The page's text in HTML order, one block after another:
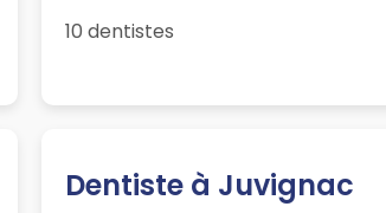
10 dentistes
Dentiste à Juvignac